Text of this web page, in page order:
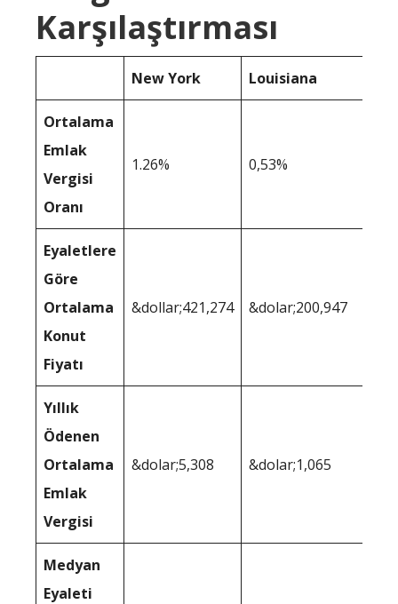
Karşılaştırması
New York Louisiana
Ortalama
Emlak
Vergisi
Oranı
1.26% 0,53%
Eyaletlere
Göre
Ortalama
Konut
Fiyatı
&dollar;421,274 &dolar;200,947
Yıllık
Ödenen
Ortalama
Emlak
Vergisi
&dolar;5,308 &dolar;1,065
Medyan
Eyaleti